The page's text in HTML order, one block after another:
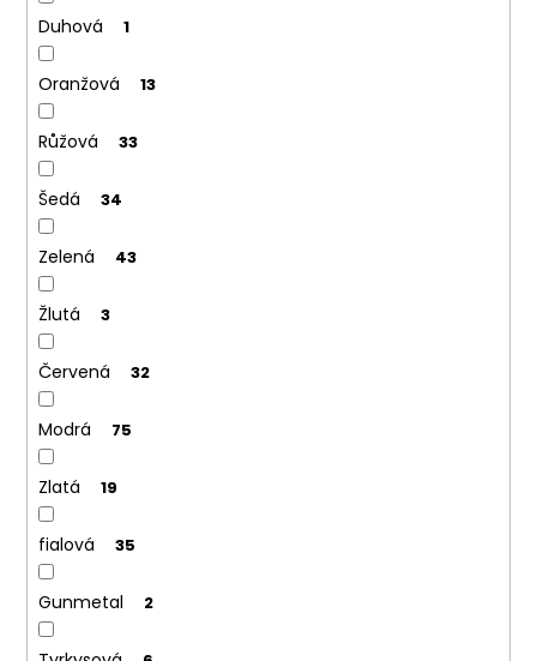
Duhová 1
Oranžová 13
Růžová 33
Šedá 34
Zelená 43
Žlutá 3
Červená 32
Modrá 75
Zlatá 19
fialová 35
Gunmetal 2